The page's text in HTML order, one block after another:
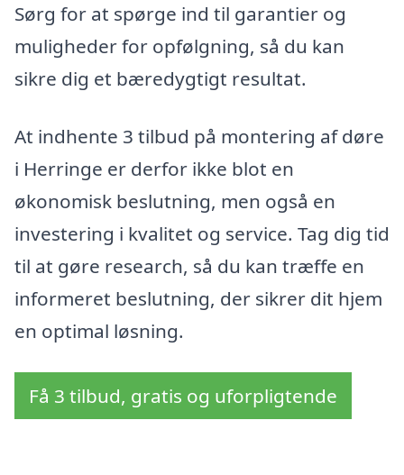
Sørg for at spørge ind til garantier og
muligheder for opfølgning, så du kan
sikre dig et bæredygtigt resultat.
At indhente 3 tilbud på montering af døre
i Herringe er derfor ikke blot en
økonomisk beslutning, men også en
investering i kvalitet og service. Tag dig tid
til at gøre research, så du kan træffe en
informeret beslutning, der sikrer dit hjem
en optimal løsning.
Få 3 tilbud, gratis og uforpligtende